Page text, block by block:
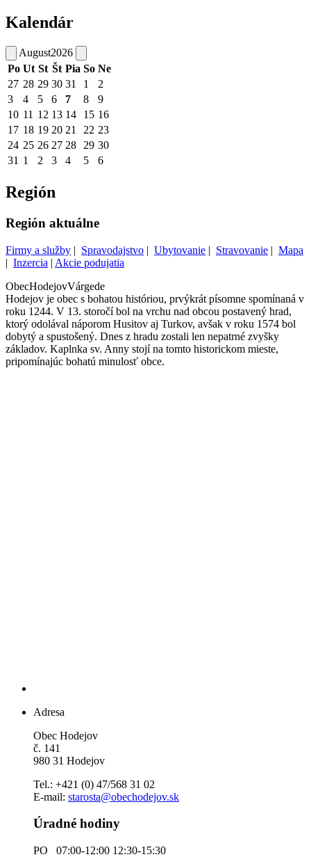
Kalendár
August2026
Po Ut St Št Pia So Ne
27 28 29 30 31 1
2
3
4 5 6 7 8
9
10 11 12 13 14 15 16
17 18 19 20 21 22 23
24 25 26 27 28 29 30
31 1 2 3 4 5 6
Región
Región aktuálne
Firmy a služby | Spravodajstvo | Ubytovanie | Stravovanie | Mapa
| Inzercia | Akcie podujatia
ObecHodejovVárgede
Hodejov je obec s bohatou históriou, prvýkrát písomne spomínaná v
roku 1244. V 13. storočí bol na vrchu nad obcou postavený hrad,
ktorý odolával náporom Husitov aj Turkov, avšak v roku 1574 bol
dobytý a spustošený. Dnes z hradu zostali len nepatrné zvyšky
základov. Kaplnka sv. Anny stojí na tomto historickom mieste,
pripomínajúc bohatú minulosť obce.
Adresa
Obec Hodejov
č. 141
980 31 Hodejov
Tel.: +421 (0) 47/568 31 02
E-mail: starosta@obechodejov.sk
Úradné hodiny
PO 07:00-12:00 12:30-15:30